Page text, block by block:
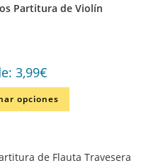
Partitura de Violín
3,99€
opciones